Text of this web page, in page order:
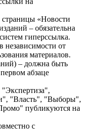
«Новости
– обязательна
гиперссылка.
независимости от
материалов.
– должна быть
абзаце
"Власть", "Выборы",
публикуются на
с